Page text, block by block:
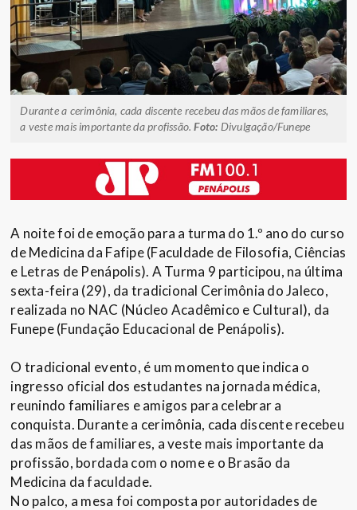
Durante a cerimônia, cada discente recebeu das mãos de familiares,
a veste mais importante da profissão.Foto: Divulgação/Funepe
A noite foi de emoção para a turma do 1.º ano do curso
de Medicina da Fafipe (Faculdade de Filosofia, Ciências
e Letras de Penápolis). A Turma 9 participou, na última
sexta-feira (29), da tradicional Cerimônia do Jaleco,
realizada no NAC (Núcleo Acadêmico e Cultural), da
Funepe (Fundação Educacional de Penápolis).
O tradicional evento, é um momento que indica o
ingresso oficial dos estudantes na jornada médica,
reunindo familiares e amigos para celebrar a
conquista. Durante a cerimônia, cada discente recebeu
das mãos de familiares, a veste mais importante da
profissão, bordada com o nome e o Brasão da
Medicina da faculdade.
No palco, a mesa foi composta por autoridades de